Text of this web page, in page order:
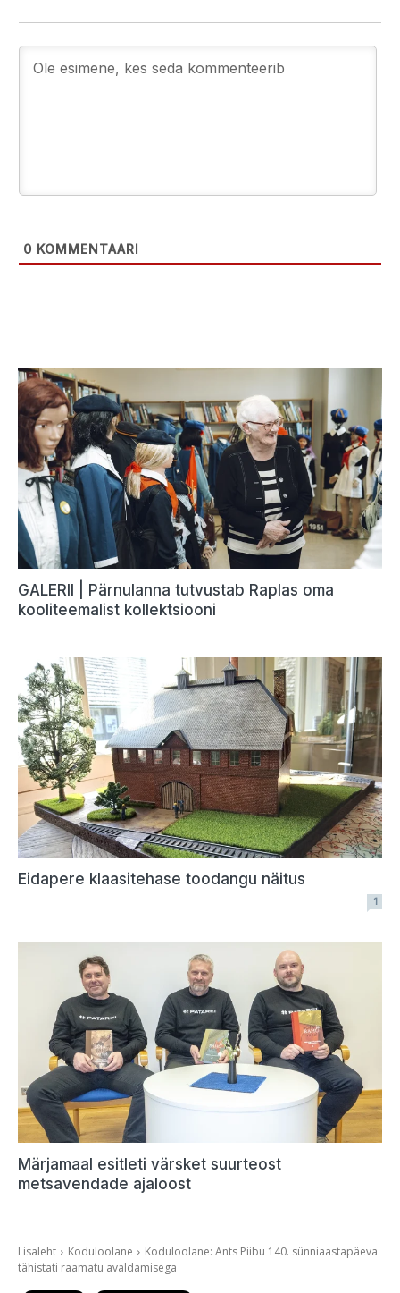
0 KOMMENTAARI
GALERII | Pärnulanna tutvustab Raplas oma
kooliteemalist kollektsiooni
Eidapere klaasitehase toodangu näitus
1
Märjamaal esitleti värsket suurteost
metsavendade ajaloost